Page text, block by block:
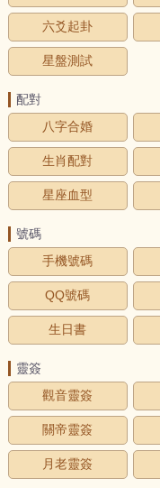
六爻起卦
星盤測試
配對
八字合婚
生肖配對
星座血型
號碼
手機號碼
QQ號碼
生日書
靈簽
觀音靈簽
關帝靈簽
月老靈簽